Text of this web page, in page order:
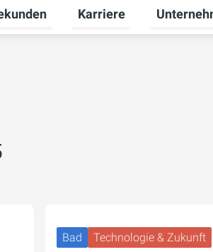
umschalten
für Privatkunden umschalten
Untermenü für
Karriere
Bad Technologie & Zukunft